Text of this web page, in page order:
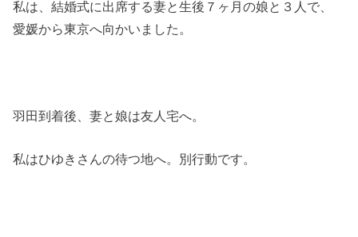
私は、結婚式に出席する妻と生後７ヶ月の娘と３人で、
愛媛から東京へ向かいました。
羽田到着後、妻と娘は友人宅へ。
私はひゆきさんの待つ地へ。別行動です。